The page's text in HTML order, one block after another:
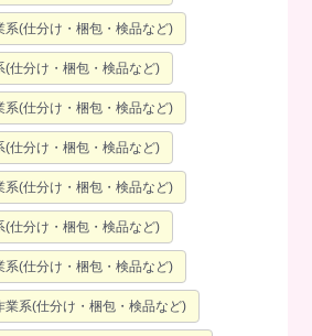
系(仕分け・梱包・検品など)
(仕分け・梱包・検品など)
系(仕分け・梱包・検品など)
(仕分け・梱包・検品など)
系(仕分け・梱包・検品など)
(仕分け・梱包・検品など)
系(仕分け・梱包・検品など)
業系(仕分け・梱包・検品など)